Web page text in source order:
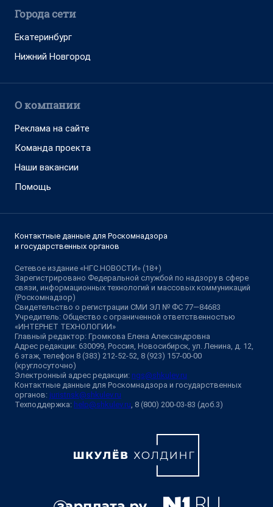
Города сети
Екатеринбург
Нижний Новгород
О компании
Реклама на сайте
Команда проекта
Наши вакансии
Помощь
Контактные данные для Роскомнадзора
и государственных органов
Сетевое издание «НГС.НОВОСТИ» (18+)
Зарегистрировано Федеральной службой по надзору в сфере
связи, информационных технологий и массовых коммуникаций
(Роскомнадзор)
Свидетельство о регистрации СМИ ЭЛ № ФС 77—84683
Учредитель: Общество с ограниченной ответственностью
«ИНТЕРНЕТ ТЕХНОЛОГИИ»
Главный редактор: Громкова Елена Александровна
Адрес редакции: 630099, Россия, Новосибирск, ул. Ленина, д. 12,
6 этаж, телефон 8 (383) 212-52-52, 8 (923) 157-00-00
(круглосуточно)
Электронный адрес редакции: ngs@shkulev.ru
Контактные данные для Роскомнадзора и государственных
органов: juristnsk@shkulev.ru
Техподдержка: help@shkulev.ru, 8 (800) 200-03-83 (доб.3)